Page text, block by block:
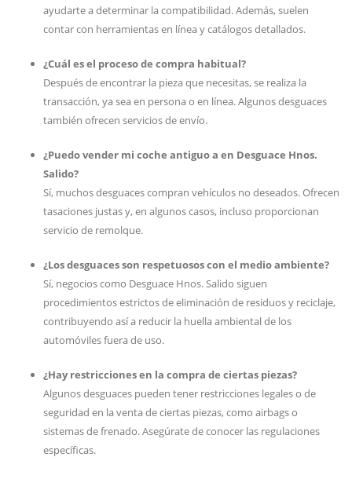
ayudarte a determinar la compatibilidad. Además, suelen
contar con herramientas en línea y catálogos detallados.
¿Cuál es el proceso de compra habitual?
Después de encontrar la pieza que necesitas, se realiza la
transacción, ya sea en persona o en línea. Algunos desguaces
también ofrecen servicios de envío.
¿Puedo vender mi coche antiguo a en Desguace Hnos.
Salido?
Sí, muchos desguaces compran vehículos no deseados. Ofrecen
tasaciones justas y, en algunos casos, incluso proporcionan
servicio de remolque.
¿Los desguaces son respetuosos con el medio ambiente?
Sí, negocios como Desguace Hnos. Salido siguen
procedimientos estrictos de eliminación de residuos y reciclaje,
contribuyendo así a reducir la huella ambiental de los
automóviles fuera de uso.
¿Hay restricciones en la compra de ciertas piezas?
Algunos desguaces pueden tener restricciones legales o de
seguridad en la venta de ciertas piezas, como airbags o
sistemas de frenado. Asegúrate de conocer las regulaciones
específicas.